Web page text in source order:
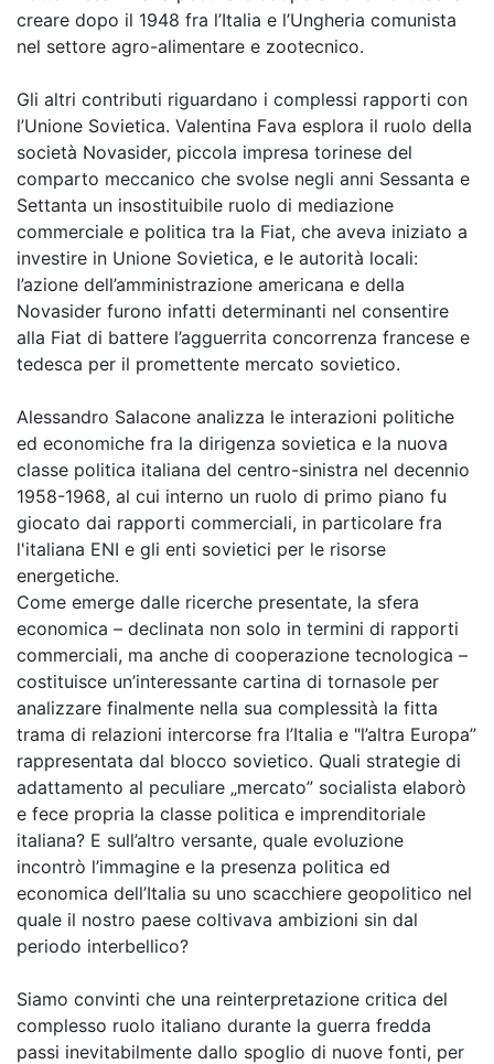
creare dopo il 1948 fra l’Italia e l’Ungheria comunista
nel settore agro-alimentare e zootecnico.
Gli altri contributi riguardano i complessi rapporti con
l’Unione Sovietica. Valentina Fava esplora il ruolo della
società Novasider, piccola impresa torinese del
comparto meccanico che svolse negli anni Sessanta e
Settanta un insostituibile ruolo di mediazione
commerciale e politica tra la Fiat, che aveva iniziato a
investire in Unione Sovietica, e le autorità locali:
l’azione dell’amministrazione americana e della
Novasider furono infatti determinanti nel consentire
alla Fiat di battere l’agguerrita concorrenza francese e
tedesca per il promettente mercato sovietico.
Alessandro Salacone analizza le interazioni politiche
ed economiche fra la dirigenza sovietica e la nuova
classe politica italiana del centro-sinistra nel decennio
1958-1968, al cui interno un ruolo di primo piano fu
giocato dai rapporti commerciali, in particolare fra
l'italiana ENI e gli enti sovietici per le risorse
energetiche.
Come emerge dalle ricerche presentate, la sfera
economica – declinata non solo in termini di rapporti
commerciali, ma anche di cooperazione tecnologica –
costituisce un’interessante cartina di tornasole per
analizzare finalmente nella sua complessità la fitta
trama di relazioni intercorse fra l’Italia e "l’altra Europa”
rappresentata dal blocco sovietico. Quali strategie di
adattamento al peculiare „mercato” socialista elaborò
e fece propria la classe politica e imprenditoriale
italiana? E sull’altro versante, quale evoluzione
incontrò l’immagine e la presenza politica ed
economica dell’Italia su uno scacchiere geopolitico nel
quale il nostro paese coltivava ambizioni sin dal
periodo interbellico?
Siamo convinti che una reinterpretazione critica del
complesso ruolo italiano durante la guerra fredda
passi inevitabilmente dallo spoglio di nuove fonti, per